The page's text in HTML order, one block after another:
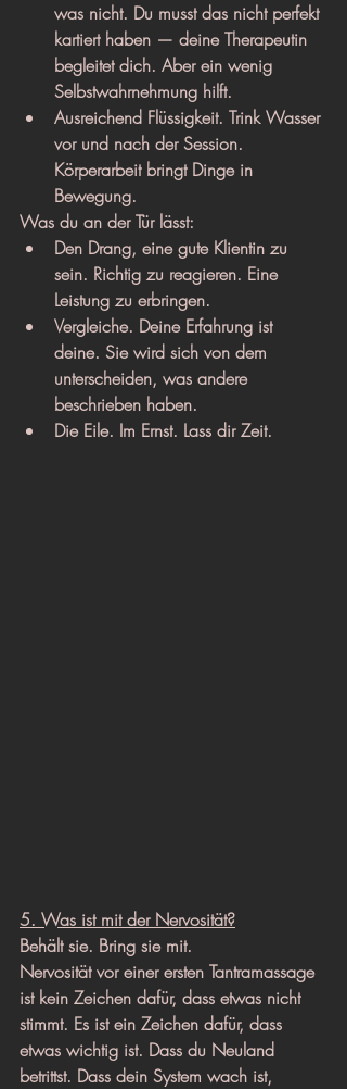
was nicht. Du musst das nicht perfekt
kartiert haben — deine Therapeutin
begleitet dich. Aber ein wenig
Selbstwahrnehmung hilft.
Ausreichend Flüssigkeit. Trink Wasser
vor und nach der Session.
Körperarbeit bringt Dinge in
Bewegung.
Was du an der Tür lässt:
Den Drang, eine gute Klientin zu
sein. Richtig zu reagieren. Eine
Leistung zu erbringen.
Vergleiche. Deine Erfahrung ist
deine. Sie wird sich von dem
unterscheiden, was andere
beschrieben haben.
Die Eile. Im Ernst. Lass dir Zeit.
5. Was ist mit der Nervosität?
Behält sie. Bring sie mit.
Nervosität vor einer ersten Tantramassage
ist kein Zeichen dafür, dass etwas nicht
stimmt. Es ist ein Zeichen dafür, dass
etwas wichtig ist. Dass du Neuland
betrittst. Dass dein System wach ist,